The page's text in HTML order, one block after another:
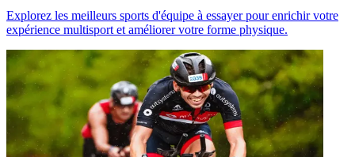
Explorez les meilleurs sports d'équipe à essayer pour enrichir votre
expérience multisport et améliorer votre forme physique.